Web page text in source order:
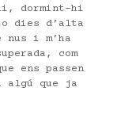
hi, dormint-hi
dies d’alta
nus i m’ha
com
ens passen
algú que ja